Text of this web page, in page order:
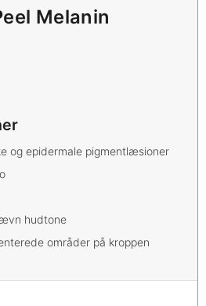
Melanin
og epidermale pigmentlæsioner
hudtone
områder på kroppen